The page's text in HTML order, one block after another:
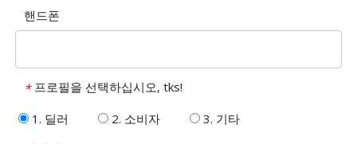
핸드폰
* 프로필을 선택하십시오, tks!
1. 딜러
2. 소비자
3. 기타